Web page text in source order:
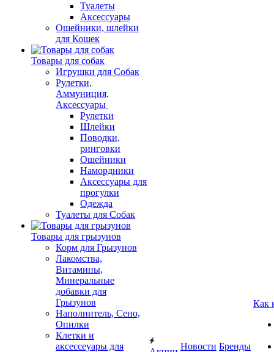
Туалеты
Аксессуары
Ошейники, шлейки
для Кошек
Товары для собак
Игрушки для Собак
Рулетки,
Аммуниция,
Аксессуары
Рулетки
Шлейки
Поводки,
ринговки
Ошейники
Намордники
Аксессуары для
прогулки
Одежда
Туалеты для Собак
Товары для грызунов
Корм для Грызунов
Лакомства,
Витамины,
Минеральные
добавки для
Грызунов
Наполнитель, Сено,
Опилки
Клетки и
аксессеуары для
Новости Бренды
Как